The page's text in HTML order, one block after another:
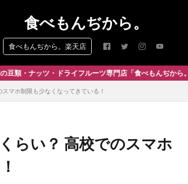
食べもんぢから。
食べもんぢから。楽天店
ドライフルーツ専門店「食べもんぢから。」はこちらから
マホ制限も少なくなってきている！
らい？ 高校でのスマホ